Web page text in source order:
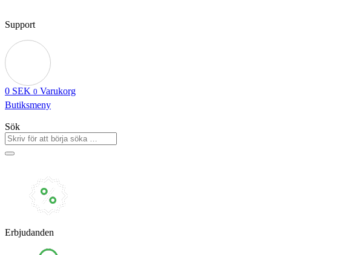
Support
0 SEK 0 Varukorg
Butiksmeny
Sök
Erbjudanden